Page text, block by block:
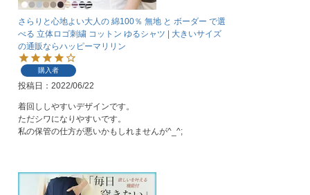
さらりと心地よい大人の 綿100％ 無地 と ボーダー で選
べる 立体ロゴ刺繍 コットン ゆるシャツ | 大きいサイズ
の通販ならハッピーマリリン
購入者
投稿日 2022/06/22
着回ししやすいデザインです。
ただシワになりやすいです。
私の保管の仕方が悪いかもしれませんが^_^;